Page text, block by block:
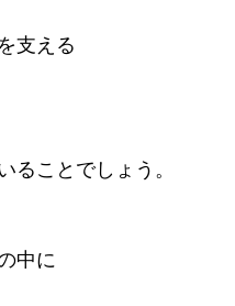
支える
ることでしょう。
中に